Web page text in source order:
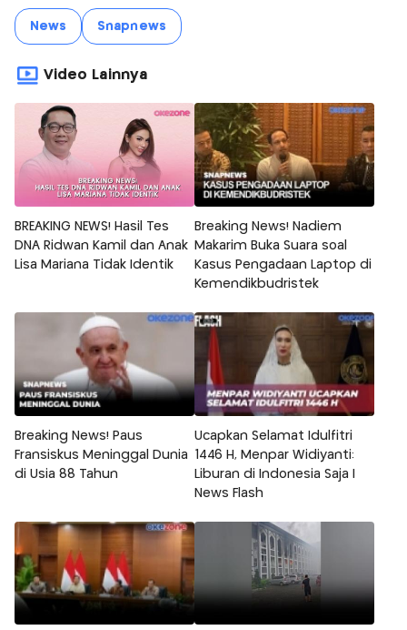
News Snapnews
Video Lainnya
BREAKING NEWS! Hasil Tes
DNA Ridwan Kamil dan Anak
Lisa Mariana Tidak Identik
Breaking News! Nadiem
Makarim Buka Suara soal
Kasus Pengadaan Laptop di
Kemendikbudristek
Breaking News! Paus
Fransiskus Meninggal Dunia
di Usia 88 Tahun
Ucapkan Selamat Idulfitri
1446 H, Menpar Widiyanti:
Liburan di Indonesia Saja |
News Flash